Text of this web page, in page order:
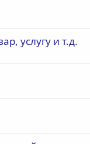
услугу и т.д.